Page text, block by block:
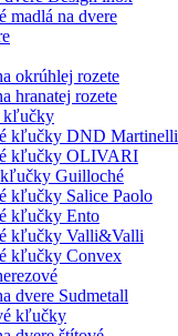
madlá na dvere
okrúhlej rozete
hranatej rozete
kľučky
kľučky DND Martinelli
kľučky OLIVARI
Guilloché
kľučky Salice Paolo
kľučky Ento
kľučky Valli&Valli
kľučky Convex
dvere Sudmetall
kľučky